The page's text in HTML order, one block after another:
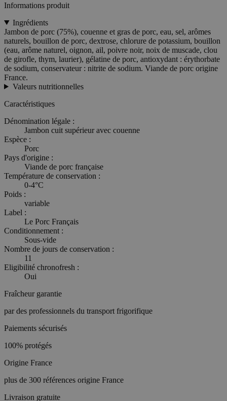
Informations produit
Ingrédients
Jambon de porc (75%), couenne et gras de porc, eau, sel, arômes
naturels, bouillon de porc, dextrose, chlorure de potassium, bouillon
(eau, arôme naturel, oignon, ail, poivre noir, noix de muscade, clou
de girofle, thym, laurier), gélatine de porc, antioxydant : érythorbate
de sodium, conservateur : nitrite de sodium. Viande de porc origine
France.
Valeurs nutritionnelles
Caractéristiques
Dénomination légale :
Jambon cuit supérieur avec couenne
Espèce :
Porc
Pays d'origine :
Viande de porc française
Température de conservation :
0-4°C
Poids :
variable
Label :
Le Porc Français
Conditionnement :
Sous-vide
Nombre de jours de conservation :
11
Eligibilité chronofresh :
Oui
Fraîcheur garantie
par des professionnels du transport frigorifique
Paiements sécurisés
100% protégés
Origine France
plus de 300 références origine France
Livraison gratuite